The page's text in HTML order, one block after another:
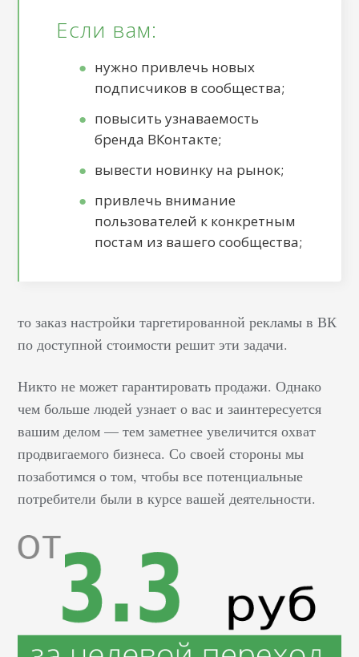
Если вам:
нужно привлечь новых
подписчиков в сообщества;
повысить узнаваемость
бренда ВКонтакте;
вывести новинку на рынок;
привлечь внимание
пользователей к конкретным
постам из вашего сообщества;
то заказ настройки таргетированной рекламы в ВК
по доступной стоимости решит эти задачи.
Никто не может гарантировать продажи. Однако
чем больше людей узнает о вас и заинтересуется
вашим делом — тем заметнее увеличится охват
продвигаемого бизнеса. Со своей стороны мы
позаботимся о том, чтобы все потенциальные
потребители были в курсе вашей деятельности.